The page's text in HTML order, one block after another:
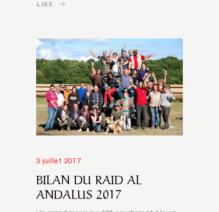
LIRE
3 juillet 2017
BILAN DU RAID AL
ANDALUS 2017